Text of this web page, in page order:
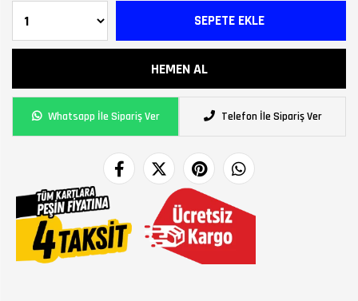
Whatsapp İle Sipariş Ver Telefon İle Sipariş Ver